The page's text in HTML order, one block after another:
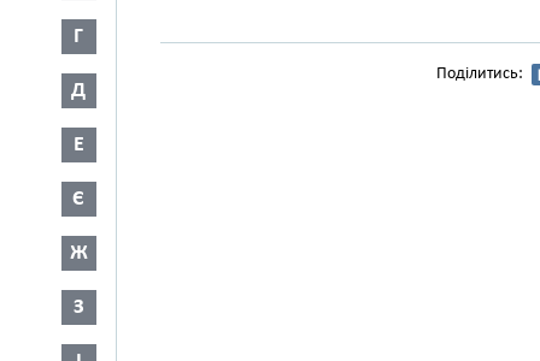
Г
Д
Е
Є
Ж
З
Поділитись: